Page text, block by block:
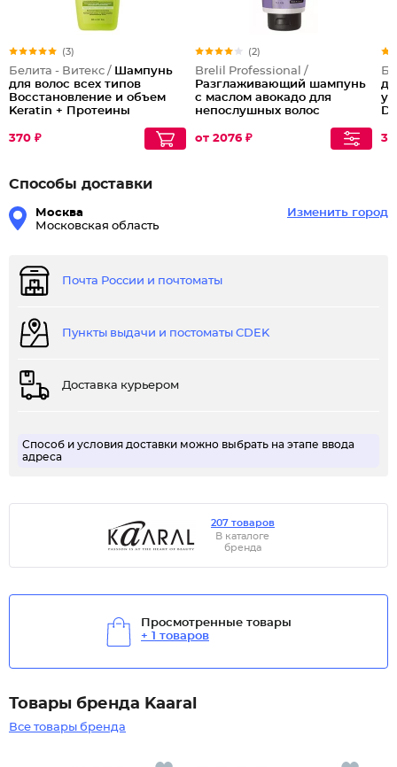
(3)
Белита - Витекс / Шампунь
для волос всех типов
Восстановление и объем
Keratin + Протеины
370 ₽
(2)
Brelil Professional /
Разглаживающий шампунь
с маслом авокадо для
непослушных волос
от 2076 ₽
Способы доставки
Москва
Московская область
Изменить город
Почта России и почтоматы
Пункты выдачи и постоматы CDEK
Доставка курьером
Способ и условия доставки можно выбрать на этапе ввода
адреса
207 товаров
В каталоге
бренда
Просмотренные товары
+ 1 товаров
Товары бренда Kaaral
Все товары бренда